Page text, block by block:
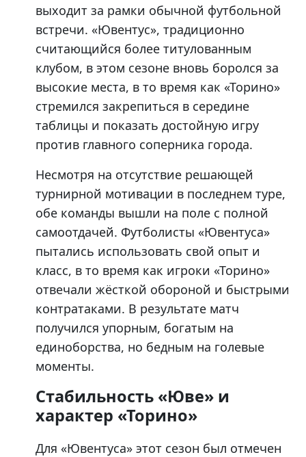
выходит за рамки обычной футбольной
встречи. «Ювентус», традиционно
считающийся более титулованным
клубом, в этом сезоне вновь боролся за
высокие места, в то время как «Торино»
стремился закрепиться в середине
таблицы и показать достойную игру
против главного соперника города.
Несмотря на отсутствие решающей
турнирной мотивации в последнем туре,
обе команды вышли на поле с полной
самоотдачей. Футболисты «Ювентуса»
пытались использовать свой опыт и
класс, в то время как игроки «Торино»
отвечали жёсткой обороной и быстрыми
контратаками. В результате матч
получился упорным, богатым на
единоборства, но бедным на голевые
моменты.
Стабильность «Юве» и
характер «Торино»
Для «Ювентуса» этот сезон был отмечен